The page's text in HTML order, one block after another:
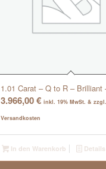
1.01 Carat – Q to R – Brilliant
3.966,00€ inkl. 19% MwSt. & zzgl.
Versandkosten
In den Warenkorb